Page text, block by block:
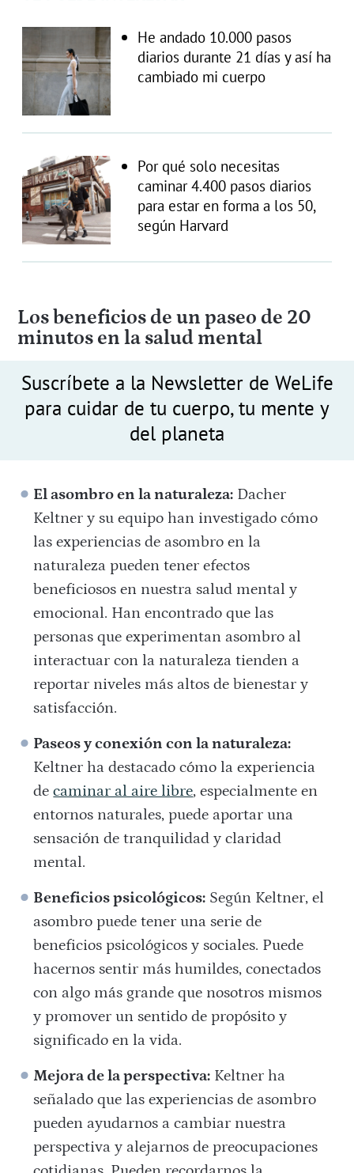
He andado 10.000 pasos
diarios durante 21 días y así ha
cambiado mi cuerpo
Por qué solo necesitas
caminar 4.400 pasos diarios
para estar en forma a los 50,
según Harvard
Los beneficios de un paseo de 20
minutos en la salud mental
Suscríbete a la Newsletter de WeLife
para cuidar de tu cuerpo, tu mente y
del planeta
El asombro en la naturaleza: Dacher
Keltner y su equipo han investigado cómo
las experiencias de asombro en la
naturaleza pueden tener efectos
beneficiosos en nuestra salud mental y
emocional. Han encontrado que las
personas que experimentan asombro al
interactuar con la naturaleza tienden a
reportar niveles más altos de bienestar y
satisfacción.
Paseos y conexión con la naturaleza:
Keltner ha destacado cómo la experiencia
decaminar al aire libre, especialmente en
entornos naturales, puede aportar una
sensación de tranquilidad y claridad
mental.
Beneficios psicológicos: Según Keltner, el
asombro puede tener una serie de
beneficios psicológicos y sociales. Puede
hacernos sentir más humildes, conectados
con algo más grande que nosotros mismos
y promover un sentido de propósito y
significado en la vida.
Mejora de la perspectiva: Keltner ha
señalado que las experiencias de asombro
pueden ayudarnos a cambiar nuestra
perspectiva y alejarnos de preocupaciones